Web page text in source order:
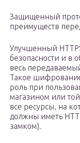
Защищенный
преимуществ
Улучшенный
безопасности и в
весь
Такое
роль при
магазином или
все ресурсы, на
должны иметь
замком).